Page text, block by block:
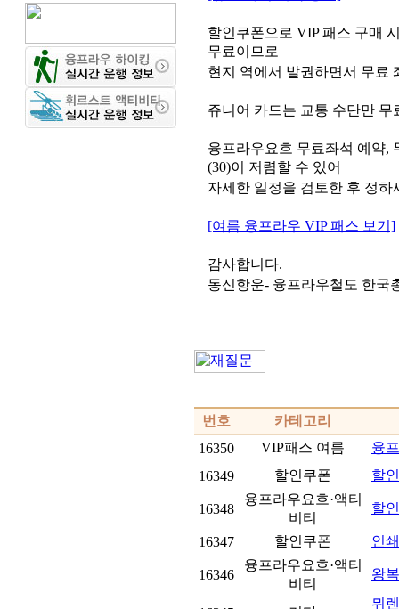
할인쿠폰으로 VIP 패스 구매
무료이므로
현지 역에서 발권하면서 무료
쥬니어 카드는 교통 수단만 무
융프라우요흐 무료좌석 예약,
(30)이 저렴할 수 있어
자세한 일정을 검토한 후 정하
[여름 융프라우 VIP 패스 보기]
감사합니다.
동신항운- 융프라우철도 한국
번호
카테고리
16350
VIP패스 여름
융
16349
할인쿠폰 할
16348
융프라우요흐·액티
비티
할
16347 할인쿠폰 인
16346
융프라우요흐·액티
비티
왕
뮈